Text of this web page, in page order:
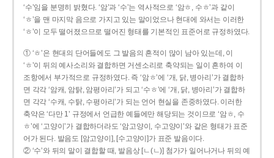
‘수’임을 분명히 밝혔다. ‘암’과 ‘수’는 역사적으로 ‘암ㅎ, 수ㅎ’과 같이
‘ㅎ’을 맨 마지막 음으로 가지고 있는 말이었으나 현대에 와서는 이러한
‘ㅎ’이 모두 떨어졌으므로 떨어진 형태를 기본적인 표준어로 규정하였다.
① ‘ㅎ’은 현대의 단어들에도 그 발음의 흔적이 많이 남아 있는데, 이
‘ㅎ’이 뒤의 예사소리와 결합하면 거센소리로 축약되는 일이 흔하여 이
조항에서 부가적으로 규정하였다. 즉 ‘암ㅎ’에 ‘개, 닭, 병아리’가 결합하
면 각각 ‘암캐, 암탉, 암평아리’가 되고 ‘수ㅎ’에 ‘개, 닭, 병아리’가 결합하
면 각각 ‘수캐, 수탉, 수평아리’가 되는 언어 현실을 존중하였다. 이러한
축약은 ‘다만 1’ 규정에서 언급한 예들에만 해당되는 것이므로 ‘암ㅎ, 수
ㅎ’에 ‘고양이’가 결합하더라도 ‘암고양이, 수고양이’와 같은 형태가 표준
어가 된다. 발음도 [암고양이], [수고양이]가 표준 발음이다.
② ‘수’와 뒤의 말이 결합할 때, 발음상 [ㄴ(ㄴ)] 첨가가 일어나거나 뒤의 예